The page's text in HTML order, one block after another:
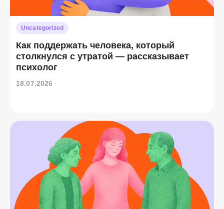
Uncategorized
Как поддержать человека, который
столкнулся с утратой — рассказывает
психолог
18.07.2026